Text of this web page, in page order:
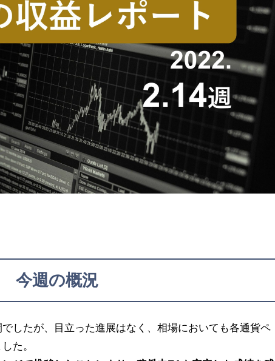
今週の概況
したが、目立った進展はなく、相場においても各通貨ペ
た。